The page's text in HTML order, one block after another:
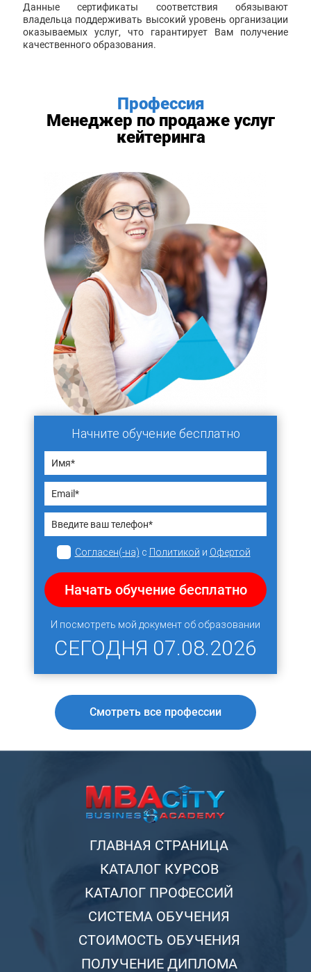
Данные сертификаты соответствия обязывают
владельца поддерживать высокий уровень организации
оказываемых услуг, что гарантирует Вам получение
качественного образования.
Профессия
Менеджер по продаже услуг
кейтеринга
Начните обучение бесплатно
Согласен(-на) с Политикой и Офертой
Начать обучение бесплатно
И посмотреть мой документ об образовании
СЕГОДНЯ 07.08.2026
Смотреть все профессии
ГЛАВНАЯ СТРАНИЦА
КАТАЛОГ КУРСОВ
КАТАЛОГ ПРОФЕССИЙ
СИСТЕМА ОБУЧЕНИЯ
СТОИМОСТЬ ОБУЧЕНИЯ
ПОЛУЧЕНИЕ ДИПЛОМА